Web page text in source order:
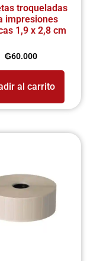
troqueladas
impresiones
1,9 x 2,8 cm
₲60.000
al carrito